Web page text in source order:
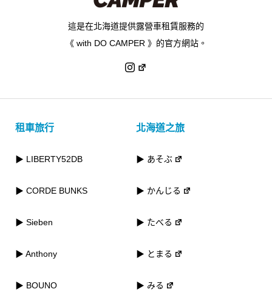
這是在北海道提供露營車租賃服務的
《 with DO CAMPER 》的官方網站。
租車旅行
▶ LIBERTY52DB
▶ CORDE BUNKS
▶ Sieben
▶ Anthony
▶ BOUNO
北海道之旅
▶ あそぶ
▶ かんじる
▶ たべる
▶ とまる
▶ みる